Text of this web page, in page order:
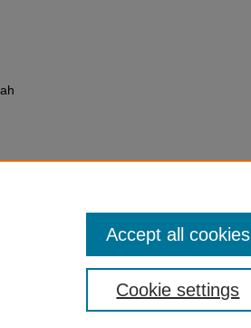
Cookie settings
Accept all cookies